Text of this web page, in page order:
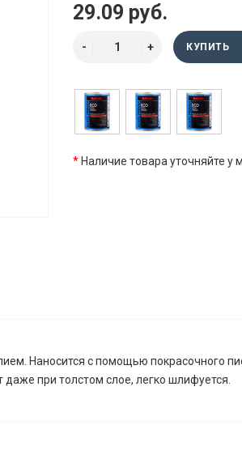
29.09 руб.
КУПИТЬ
* Наличие товара уточняйте у
Наносится с помощью покрасочного
при толстом слое, легко шлифуется.